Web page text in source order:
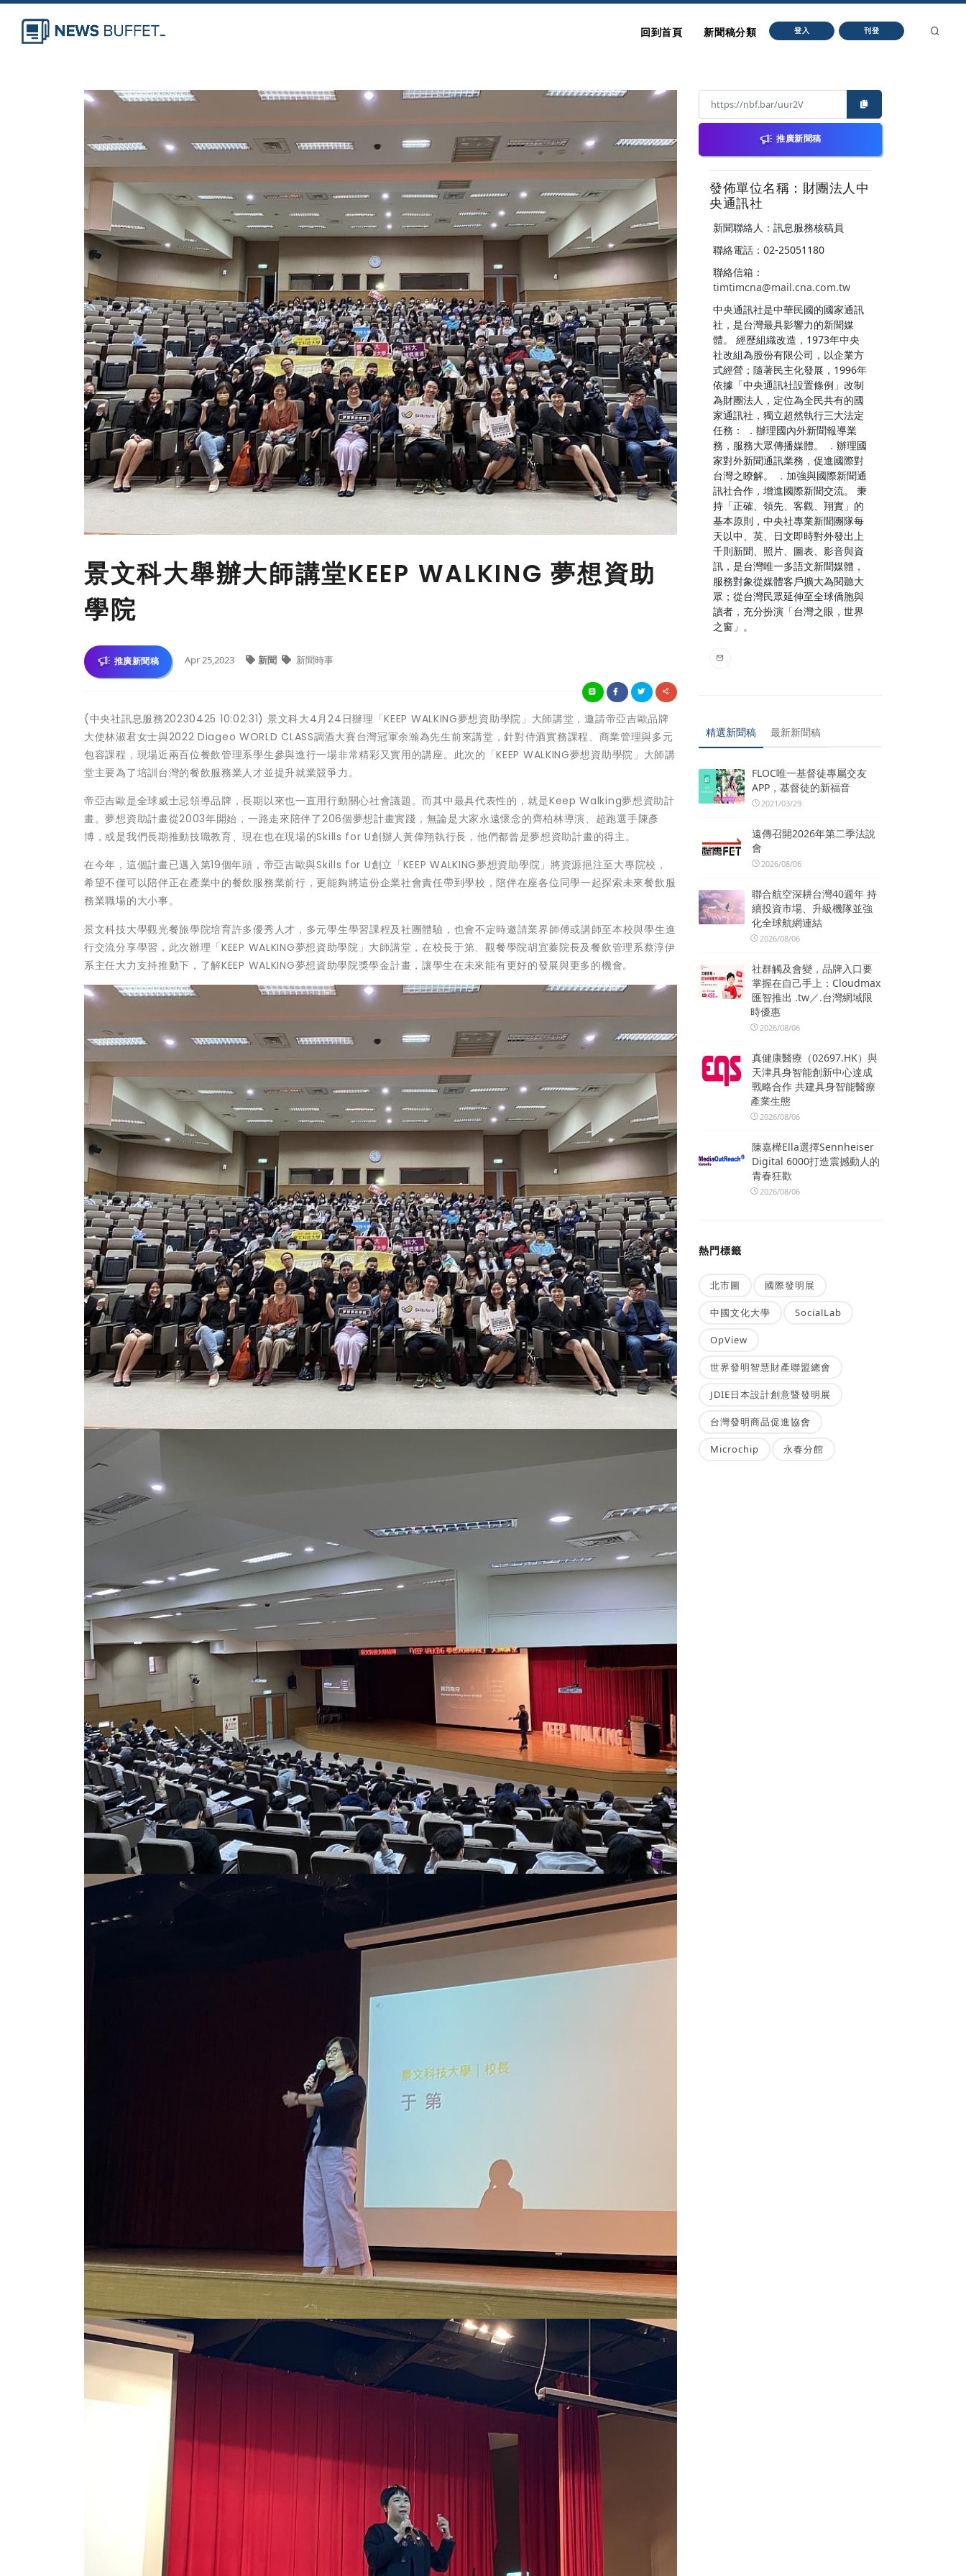
回到首頁 新聞稿分類 登入 刊登
景文科大舉辦大師講堂KEEP WALKING 夢想資助
學院
推廣新聞稿 Apr 25,2023 新聞 新聞時事
(中央社訊息服務20230425 10:02:31) 景文科大4月24日辦理「KEEP WALKING夢想資助學院」大師講堂，邀請帝亞吉歐品牌
大使林淑君女士與2022 Diageo WORLD CLASS調酒大賽台灣冠軍余瀚為先生前來講堂，針對侍酒實務課程、商業管理與多元
包容課程，現場近兩百位餐飲管理系學生參與進行一場非常精彩又實用的講座。此次的「KEEP WALKING夢想資助學院」大師講
堂主要為了培訓台灣的餐飲服務業人才並提升就業競爭力。
帝亞吉歐是全球威士忌領導品牌，長期以來也一直用行動關心社會議題。而其中最具代表性的，就是Keep Walking夢想資助計
畫。夢想資助計畫從2003年開始，一路走來陪伴了206個夢想計畫實踐，無論是大家永遠懷念的齊柏林導演、超跑選手陳彥
博，或是我們長期推動技職教育、現在也在現場的Skills for U創辦人黃偉翔執行長，他們都曾是夢想資助計畫的得主。
在今年，這個計畫已邁入第19個年頭，帝亞吉歐與Skills for U創立「KEEP WALKING夢想資助學院」將資源挹注至大專院校，
希望不僅可以陪伴正在產業中的餐飲服務業前行，更能夠將這份企業社會責任帶到學校，陪伴在座各位同學一起探索未來餐飲服
務業職場的大小事。
景文科技大學觀光餐旅學院培育許多優秀人才，多元學生學習課程及社團體驗，也會不定時邀請業界師傅或講師至本校與學生進
行交流分享學習，此次辦理「KEEP WALKING夢想資助學院」大師講堂，在校長于第、觀餐學院胡宜蓁院長及餐飲管理系蔡淳伊
系主任大力支持推動下，了解KEEP WALKING夢想資助學院獎學金計畫，讓學生在未來能有更好的發展與更多的機會。
推廣新聞稿
發佈單位名稱：財團法人中
央通訊社
新聞聯絡人：訊息服務核稿員
聯絡電話：02-25051180
聯絡信箱：
timtimcna@mail.cna.com.tw
中央通訊社是中華民國的國家通訊
社，是台灣最具影響力的新聞媒
體。 經歷組織改造，1973年中央
社改組為股份有限公司，以企業方
式經營；隨著民主化發展，1996年
依據「中央通訊社設置條例」改制
為財團法人，定位為全民共有的國
家通訊社，獨立超然執行三大法定
任務： ．辦理國內外新聞報導業
務，服務大眾傳播媒體。 ．辦理國
家對外新聞通訊業務，促進國際對
台灣之瞭解。 ．加強與國際新聞通
訊社合作，增進國際新聞交流。 秉
持「正確、領先、客觀、翔實」的
基本原則，中央社專業新聞團隊每
天以中、英、日文即時對外發出上
千則新聞、照片、圖表、影音與資
訊，是台灣唯一多語文新聞媒體，
服務對象從媒體客戶擴大為閱聽大
眾；從台灣民眾延伸至全球僑胞與
讀者，充分扮演「台灣之眼，世界
之窗」。
精選新聞稿 最新新聞稿
FLOC唯一基督徒專屬交友
APP，基督徒的新福音
2021/03/29
遠傳召開2026年第二季法說
會
2026/08/06
聯合航空深耕台灣40週年 持
續投資市場、升級機隊並強
化全球航網連結
2026/08/06
社群觸及會變，品牌入口要
掌握在自己手上：Cloudmax
匯智推出 .tw／.台灣網域限
時優惠
2026/08/06
真健康醫療（02697.HK）與
天津具身智能創新中心達成
戰略合作 共建具身智能醫療
產業生態
2026/08/06
陳嘉樺Ella選擇Sennheiser
Digital 6000打造震撼動人的
青春狂歡
2026/08/06
熱門標籤
北市圖 國際發明展
中國文化大學 SocialLab
OpView
世界發明智慧財產聯盟總會
JDIE日本設計創意暨發明展
台灣發明商品促進協會
Microchip 永春分館